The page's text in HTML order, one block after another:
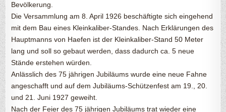
Bevölkerung.
Die Versammlung am 8. April 1926 beschäftigte sich eingehend
mit dem Bau eines Kleinkaliber-Standes. Nach Erklärungen des
Hauptmanns von Haefen ist der Kleinkaliber-Stand 50 Meter
lang und soll so gebaut werden, dass dadurch ca. 5 neue
Stände erstehen würden.
Anlässlich des 75 jährigen Jubiläums wurde eine neue Fahne
angeschafft und auf dem Jubiläums-Schützenfest am 19., 20.
und 21. Juni 1927 geweiht.
Nach der Feier des 75 jährigen Jubiläums trat wieder eine